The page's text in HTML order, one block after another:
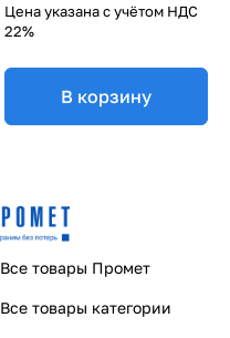
Цена указана с учётом НДС
22%
В корзину
Все товары Промет
Все товары категории